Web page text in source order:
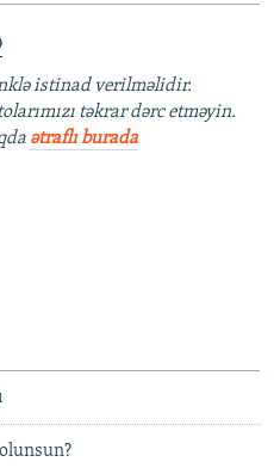
istinad verilməlidir.
təkrar dərc etməyin.
ətraflı burada